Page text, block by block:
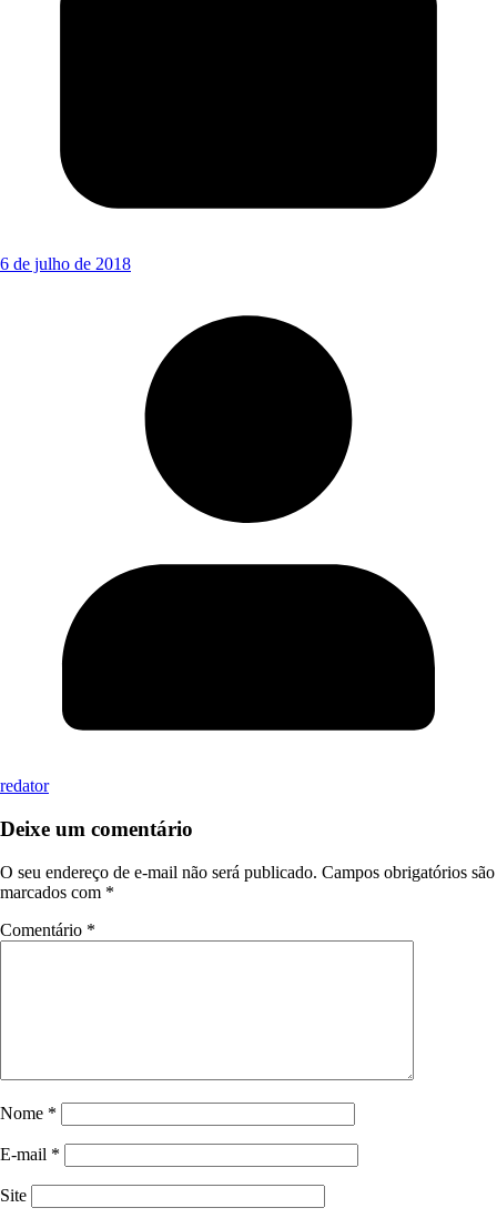
6 de julho de 2018
redator
Deixe um comentário
O seu endereço de e-mail não será publicado. Campos obrigatórios são
marcados com *
Comentário *
Nome *
E-mail *
Site